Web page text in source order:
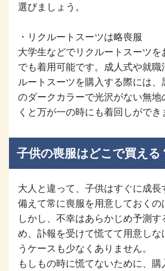
選びましょう。
・リクルートスーツは略喪服
大学生などでリクルートスーツ
でも着用可能です。成人式や就職
ルートスーツを購入する際には
のダークカラーで光沢がない無地
くと万が一の時にも着回しができ
子供の喪服はどこで買える
大人と違って、子供はすぐに成長
備えて常に喪服を用意しておくの
しかし、不幸はあらかじめ予測す
め、訃報を受けて慌てて用意しな
うケースも少なくありません。
もしもの時に慌てないために、